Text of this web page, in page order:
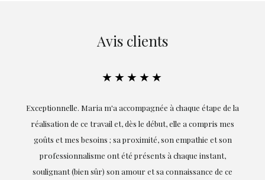
Avis clients
★★★★★
Exceptionnelle. Maria m'a accompagnée à chaque étape de la
réalisation de ce travail et, dès le début, elle a compris mes
goûts et mes besoins ; sa proximité, son empathie et son
professionnalisme ont été présents à chaque instant,
soulignant (bien sûr) son amour et sa connaissance de ce